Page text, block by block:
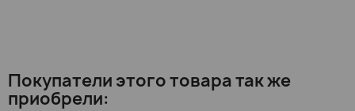
Покупатели этого товара так же
приобрели: